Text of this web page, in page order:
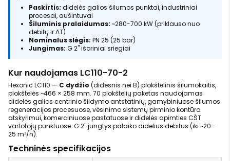
Paskirtis: didelės galios šilumos punktai, industriniai
procesai, aušintuvai
Šiluminis pralaidumas: ~280-700 kW (priklauso nuo
debitų ir ΔT)
Nominalus slėgis: PN 25 (25 bar)
Jungimas: G 2" išoriniai sriegiai
Kur naudojamas LC110-70-2
Hexonic LC110 — C dydžio (didesnis nei B) plokštelinis šilumokaitis,
plokštelės ~466 × 258 mm. 70 plokštelių paketas naudojamas
didelės galios centrinio šildymo antstatinių, gamybiniuose šilumos
regeneracijos procesuose, vėsinimo sistemų pirminio kontūro
atskyrimui, komerciniuose pastatuose ir didelės apimties CŠT
vartotojų punktuose. G 2" jungtys palaiko didelius debitus (iki ~20-
25 m³/h).
Techninės specifikacijos